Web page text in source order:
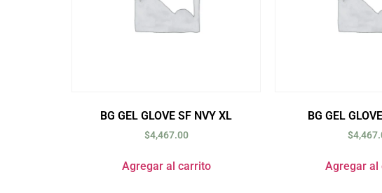
BG GEL GLOVE SF NVY XL
$4,467.00
Agregar al carrito
BG GEL
$
Agregar al